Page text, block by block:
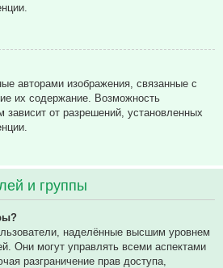
авторами изображения, связанные с
их содержание. Возможность
зависит от разрешений, установленных
и группы
наделённые высшим уровнем
Они могут управлять всеми аспектами
разграничение прав доступа,